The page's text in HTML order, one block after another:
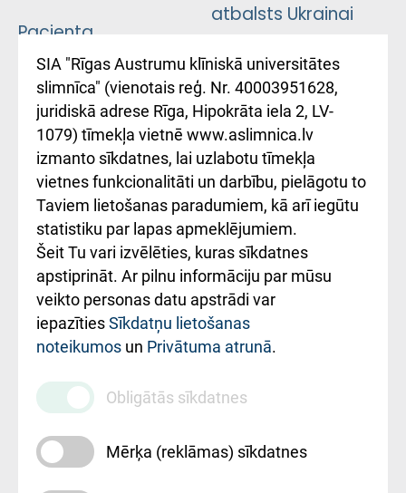
Pacienta
atsauksmju/sūdzību
iesniegšanas
kārtība
Kā pie mums nokļūt
Rēķinu apmaksas
ceļvedis
Rekvizīti un
ārstniecības
iestādes kods
010000234
Maksas
pakalpojumu
cenrādis
atbalsts Ukrainai
Підтримка Східної
лікарні та співпраця з
Україною
SIA "Rīgas Austrumu klīniskā universitātes
slimnīca" (vienotais reģ. Nr. 40003951628,
juridiskā adrese Rīga, Hipokrāta iela 2, LV-
1079) tīmekļa vietnē www.aslimnica.lv
izmanto sīkdatnes, lai uzlabotu tīmekļa
vietnes funkcionalitāti un darbību, pielāgotu to
Taviem lietošanas paradumiem, kā arī iegūtu
statistiku par lapas apmeklējumiem.
Šeit Tu vari izvēlēties, kuras sīkdatnes
apstiprināt. Ar pilnu informāciju par mūsu
veikto personas datu apstrādi var
iepazītiesSīkdatņu lietošanas
noteikumos un Privātuma atrunā.
Obligātās sīkdatnes
Mērķa (reklāmas) sīkdatnes